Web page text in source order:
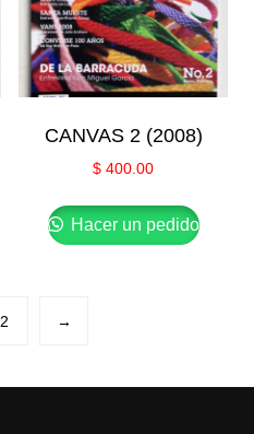
CANVAS 2 (2008)
$ 400.00
Hacer un pedido
2 →